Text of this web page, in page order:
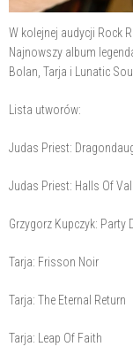
W kolejnej audycji Rock
Najnowszy album
Bolan, Tarja i Lunatic
Lista utworów:
Judas Priest:
Judas Priest: Halls Of
Grzygorz Kupczyk: Party
Tarja: Frisson Noir
Tarja: The Eternal Return
Tarja: Leap Of Faith